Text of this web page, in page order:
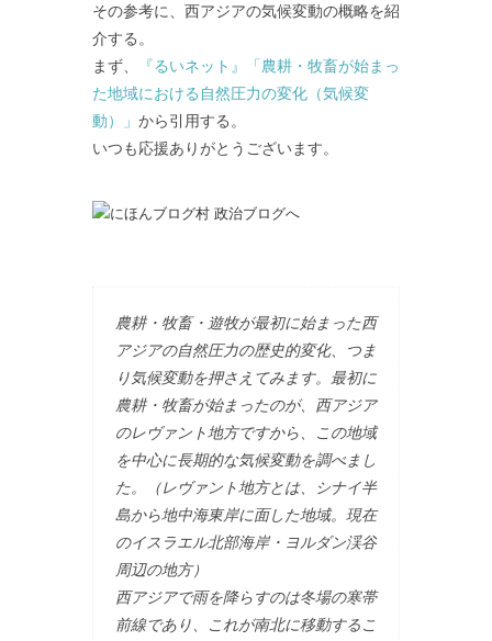
その参考に、西アジアの気候変動の概略を紹
介する。
まず、
『るいネット』「農耕・牧畜が始まっ
た地域における自然圧力の変化（気候変
動）」 から引用する。
いつも応援ありがとうございます。
農耕・牧畜・遊牧が最初に始まった西
アジアの自然圧力の歴史的変化、つま
り気候変動を押さえてみます。最初に
農耕・牧畜が始まったのが、西アジア
のレヴァント地方ですから、この地域
を中心に長期的な気候変動を調べまし
た。（レヴァント地方とは、シナイ半
島から地中海東岸に面した地域。現在
のイスラエル北部海岸・ヨルダン渓谷
周辺の地方）
西アジアで雨を降らすのは冬場の寒帯
前線であり、これが南北に移動するこ